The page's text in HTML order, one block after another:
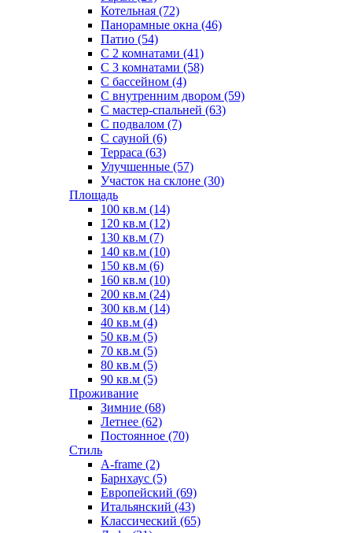
Котельная (72)
Панорамные окна (46)
Патио (54)
С 2 комнатами (41)
С 3 комнатами (58)
С бассейном (4)
С внутренним двором (59)
С мастер-спальней (63)
С подвалом (7)
С сауной (6)
Терраса (63)
Улучшенные (57)
Участок на склоне (30)
Площадь
100 кв.м (14)
120 кв.м (12)
130 кв.м (7)
140 кв.м (10)
150 кв.м (6)
160 кв.м (10)
200 кв.м (24)
300 кв.м (14)
40 кв.м (4)
50 кв.м (5)
70 кв.м (5)
80 кв.м (5)
90 кв.м (5)
Проживание
Зимние (68)
Летнее (62)
Постоянное (70)
Стиль
A-frame (2)
Барнхаус (5)
Европейский (69)
Итальянский (43)
Классический (65)